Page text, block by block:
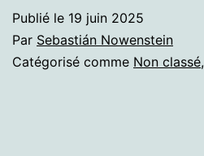
Publié le 19 juin 2025
Par Sebastián Nowenstein
Catégorisé comme Non classé,